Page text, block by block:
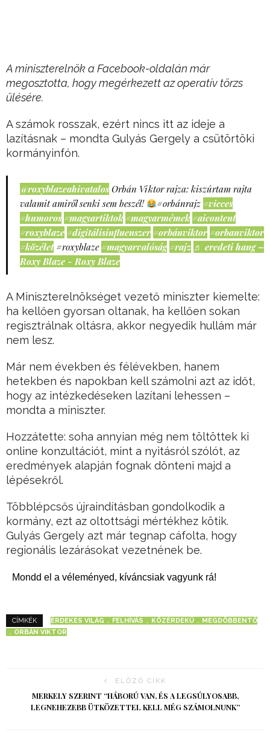
A miniszterelnök a Facebook-oldalán már
megosztotta, hogy megérkezett az operatív törzs
ülésére.
A számok rosszak, ezért nincs itt az ideje a
lazításnak – mondta Gulyás Gergely a csütörtöki
kormányinfón.
@roxyblazeahivatalos Orbán Viktor rajza: kiszúrtam rajta
valamit amiről senki sem beszél!
#orbánrajz #vicces
#humoros #magyartiktok #magyarmémek #aicontent
#roxyblaze #digitálisinfluenszer #orbánviktor #orbanviktor
#közélet #roxyblaze #magyarvalóság #rajz ♬ eredeti hang –
Roxy Blaze - Roxy Blaze
A Miniszterelnökséget vezető miniszter kiemelte:
ha kellően gyorsan oltanak, ha kellően sokan
regisztrálnak oltásra, akkor negyedik hullám már
nem lesz.
Már nem években és félévekben, hanem
hetekben és napokban kell számolni azt az időt,
hogy az intézkedéseken lazítani lehessen –
mondta a miniszter.
Hozzátette: soha annyian még nem töltöttek ki
online konzultációt, mint a nyitásról szólót, az
eredmények alapján fognak dönteni majd a
lépésekről.
Többlépcsős újraindításban gondolkodik a
kormány, ezt az oltottsági mértékhez kötik.
Gulyás Gergely azt már tegnap cáfolta, hogy
regionális lezárásokat vezetnének be.
Mondd el a véleményed, kíváncsiak vagyunk rá!
CÍMKÉK ÉRDEKES VILÁG FELHÍVÁS KÖZÉRDEKŰ
MEGDÖBBENTŐ
ORBÁN VIKTOR
ELŐZŐ CIKK
MERKELY SZERINT “HÁBORÚ VAN, ÉS A LEGSÚLYOSABB,
LEGNEHEZEBB ÜTKÖZETTEL KELL MÉG SZÁMOLNUNK”